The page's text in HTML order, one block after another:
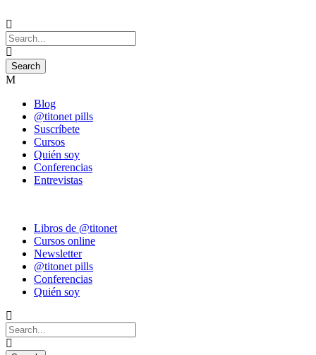
Blog
@titonet pills
Suscríbete
Cursos
Quién soy
Conferencias
Entrevistas
Libros de @titonet
Cursos online
Newsletter
@titonet pills
Conferencias
Quién soy